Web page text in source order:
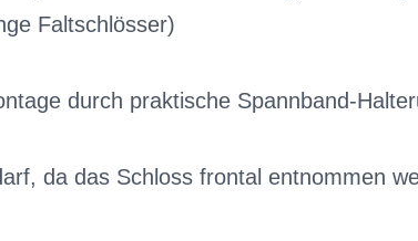
Faltschlösser)
durch praktische Spannband-
da das Schloss frontal entnommen